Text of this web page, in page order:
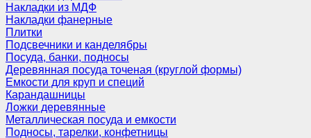
Накладки из МДФ
Накладки фанерные
Плитки
Подсвечники и канделябры
Посуда, банки, подносы
Деревянная посуда точеная (круглой формы)
Емкости для круп и специй
Карандашницы
Ложки деревянные
Металлическая посуда и емкости
Подносы, тарелки, конфетницы